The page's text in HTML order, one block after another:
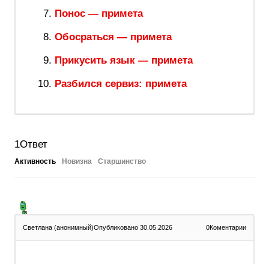
Понос — примета
Обосраться — примета
Прикусить язык — примета
Разбился сервиз: примета
1Ответ
Активность Новизна Старшинство
Светлана (анонимный)Опубликовано 30.05.2026 0Коментарии